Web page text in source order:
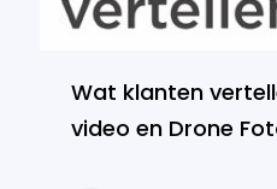
Wat klanten
video en Drone